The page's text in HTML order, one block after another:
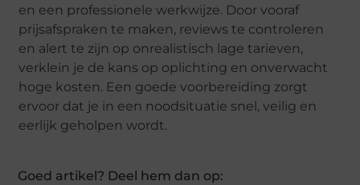
en een professionele werkwijze. Door vooraf
prijsafspraken te maken, reviews te controleren
en alert te zijn op onrealistisch lage tarieven,
verklein je de kans op oplichting en onverwacht
hoge kosten. Een goede voorbereiding zorgt
ervoor dat je in een noodsituatie snel, veilig en
eerlijk geholpen wordt.
Goed artikel? Deel hem dan op: